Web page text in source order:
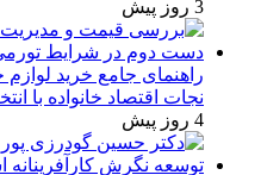
3 روز پیش
راهنمای جامع خرید
نجات اقتصاد خانواده با
4 روز پیش